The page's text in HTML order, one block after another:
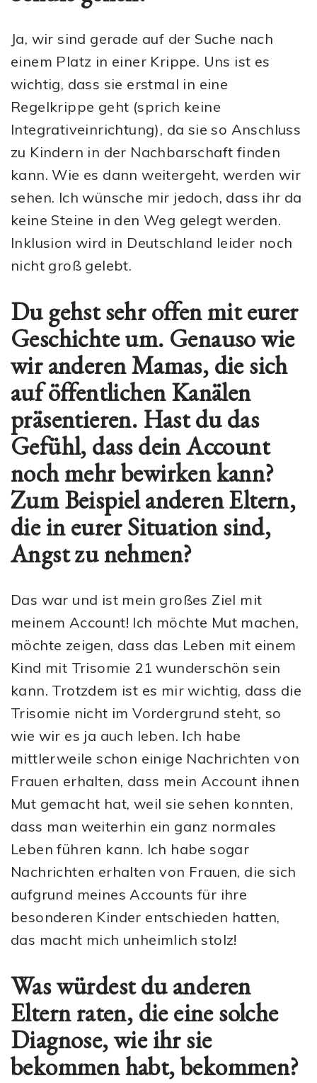
Ja, wir sind gerade auf der Suche nach
einem Platz in einer Krippe. Uns ist es
wichtig, dass sie erstmal in eine
Regelkrippe geht (sprich keine
Integrativeinrichtung), da sie so Anschluss
zu Kindern in der Nachbarschaft finden
kann. Wie es dann weitergeht, werden wir
sehen. Ich wünsche mir jedoch, dass ihr da
keine Steine in den Weg gelegt werden.
Inklusion wird in Deutschland leider noch
nicht groß gelebt.
Du gehst sehr offen mit eurer
Geschichte um. Genauso wie
wir anderen Mamas, die sich
auf öffentlichen Kanälen
präsentieren. Hast du das
Gefühl, dass dein Account
noch mehr bewirken kann?
Zum Beispiel anderen Eltern,
die in eurer Situation sind,
Angst zu nehmen?
Das war und ist mein großes Ziel mit
meinem Account! Ich möchte Mut machen,
möchte zeigen, dass das Leben mit einem
Kind mit Trisomie 21 wunderschön sein
kann. Trotzdem ist es mir wichtig, dass die
Trisomie nicht im Vordergrund steht, so
wie wir es ja auch leben. Ich habe
mittlerweile schon einige Nachrichten von
Frauen erhalten, dass mein Account ihnen
Mut gemacht hat, weil sie sehen konnten,
dass man weiterhin ein ganz normales
Leben führen kann. Ich habe sogar
Nachrichten erhalten von Frauen, die sich
aufgrund meines Accounts für ihre
besonderen Kinder entschieden hatten,
das macht mich unheimlich stolz!
Was würdest du anderen
Eltern raten, die eine solche
Diagnose, wie ihr sie
bekommen habt, bekommen?